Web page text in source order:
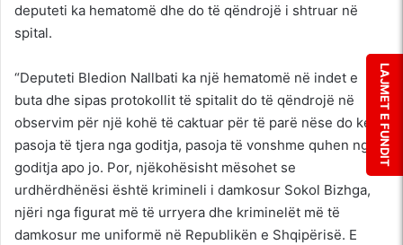
deputeti ka hematomë dhe do të qëndrojë i shtruar në
spital.
“Deputeti Bledion Nallbati ka një hematomë në indet e
buta dhe sipas protokollit të spitalit do të qëndrojë në
observim për një kohë të caktuar për të parë nëse do ketë
pasoja të tjera nga goditja, pasoja të vonshme quhen nga
goditja apo jo. Por, njëkohësisht mësohet se
urdhërdhënësi është krimineli i damkosur Sokol Bizhga,
njëri nga figurat më të urryera dhe kriminelët më të
damkosur me uniformë në Republikën e Shqipërisë. E
LAJMET E FUNDIT